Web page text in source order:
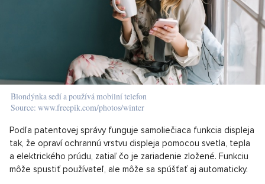
Blondýnka sedí a používá mobilní telefon
Source: www.freepik.com/photos/winter
Podľa patentovej správy funguje samoliečiaca funkcia displeja
tak, že opraví ochrannú vrstvu displeja pomocou svetla, tepla
a elektrického prúdu, zatiaľ čo je zariadenie zložené. Funkciu
môže spustiť používateľ, ale môže sa spúšťať aj automaticky.